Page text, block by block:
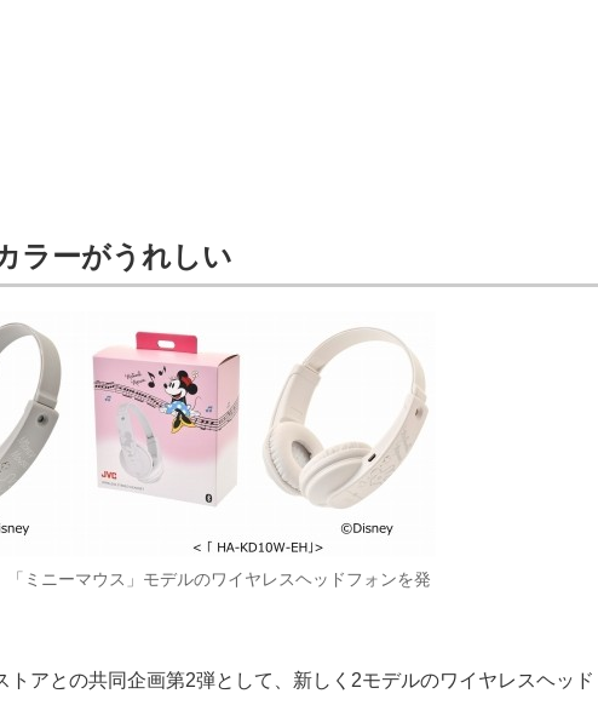
ラーがうれしい
ミニーマウス」モデルのワイヤレスヘッドフォンを発
アとの共同企画第2弾として、新しく2モデルのワイヤレスヘッド